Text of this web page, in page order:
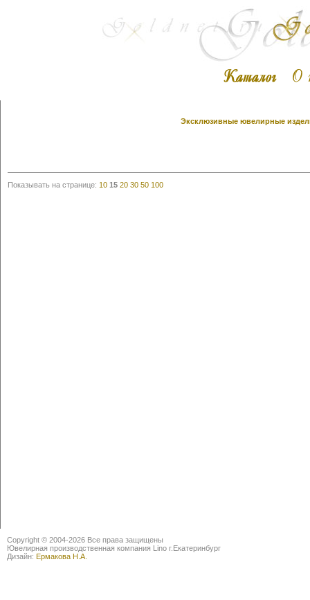
Эксклюзивные ювелирные
Показывать на странице: 10 15 20 30 50 100
Copyright © 2004-2026 Все права защищены
Ювелирная производственная компания Lino г.Екатеринбург
Дизайн: Ермакова Н.А.